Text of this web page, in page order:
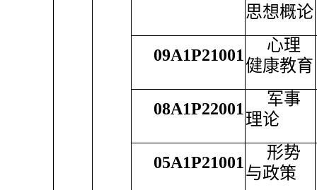
思想概论
09A1P21001
心理
健康教育
08A1P22001
军事
理论
05A1P21001
形势
与政策